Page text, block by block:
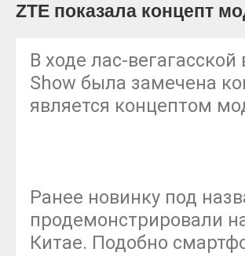
ZTE показала концепт
В ходе лас-
Show была замечена
является концептом
Ранее новинку под
продемонстрировали
Китае. Подобно